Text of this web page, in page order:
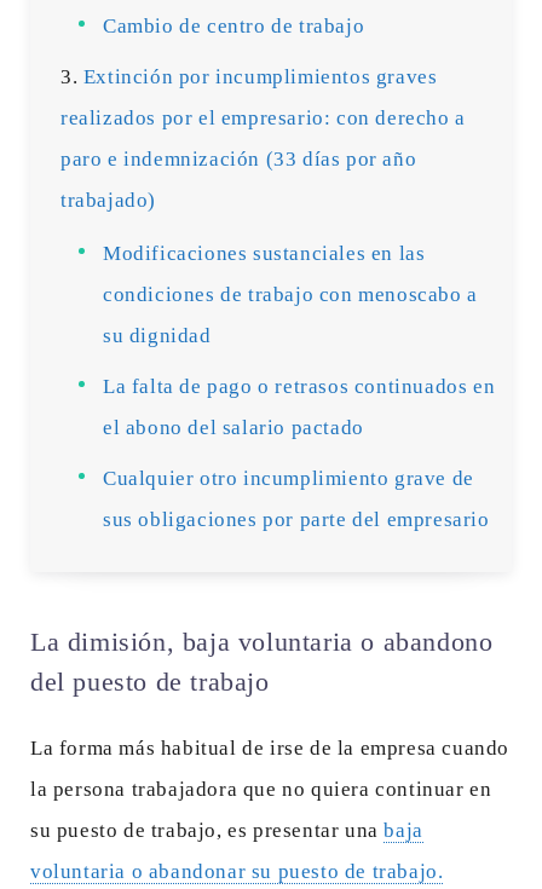
Cambio de centro de trabajo
Extinción por incumplimientos graves
realizados por el empresario: con derecho a
paro e indemnización (33 días por año
trabajado)
Modificaciones sustanciales en las
condiciones de trabajo con menoscabo a
su dignidad
La falta de pago o retrasos continuados en
el abono del salario pactado
Cualquier otro incumplimiento grave de
sus obligaciones por parte del empresario
La dimisión, baja voluntaria o abandono
del puesto de trabajo
La forma más habitual de irse de la empresa cuando
la persona trabajadora que no quiera continuar en
su puesto de trabajo, es presentar unabaja
voluntaria o abandonar su puesto de trabajo.